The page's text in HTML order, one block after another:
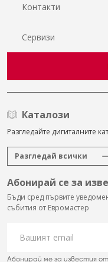
Контакти
Сервизи
Каталози
Разгледайте дигиталните
Разгледай всички
Абонирай се за
Бъди сред първите
събития от Евромастер
Абонирай ме за известия